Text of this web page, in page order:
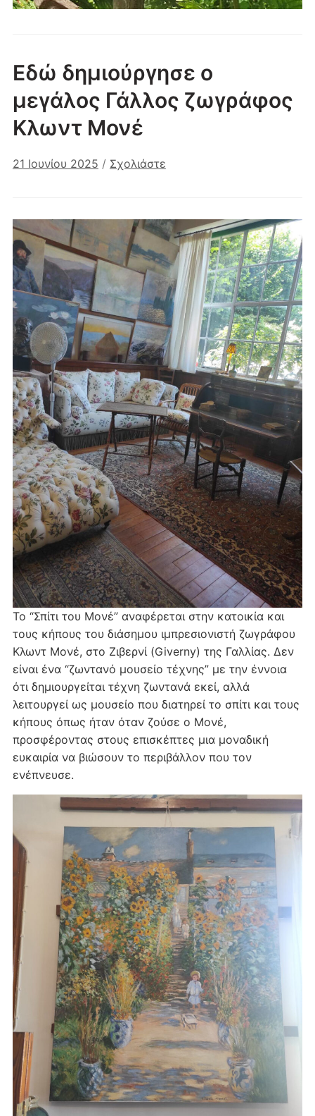
Εδώ δημιούργησε ο
μεγάλος Γάλλος ζωγράφος
Κλωντ Μονέ
21 Ιουνίου 2025 / Σχολιάστε
Το “Σπίτι του Μονέ” αναφέρεται στην κατοικία και
τους κήπους του διάσημου ιμπρεσιονιστή ζωγράφου
Κλωντ Μονέ, στο Ζιβερνί (Giverny) της Γαλλίας. Δεν
είναι ένα “ζωντανό μουσείο τέχνης” με την έννοια
ότι δημιουργείται τέχνη ζωντανά εκεί, αλλά
λειτουργεί ως μουσείο που διατηρεί το σπίτι και τους
κήπους όπως ήταν όταν ζούσε ο Μονέ,
προσφέροντας στους επισκέπτες μια μοναδική
ευκαιρία να βιώσουν το περιβάλλον που τον
ενέπνευσε.